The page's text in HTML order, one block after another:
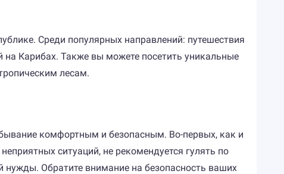
Среди популярных направлений: путешествия
на Карибах. Также вы можете посетить уникальные
лесам.
комфортным и безопасным. Во-первых, как и
ситуаций, не рекомендуется гулять по
Обратите внимание на безопасность ваших